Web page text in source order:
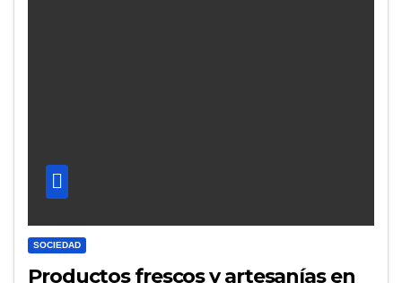
SOCIEDAD
Productos frescos y artesanías en